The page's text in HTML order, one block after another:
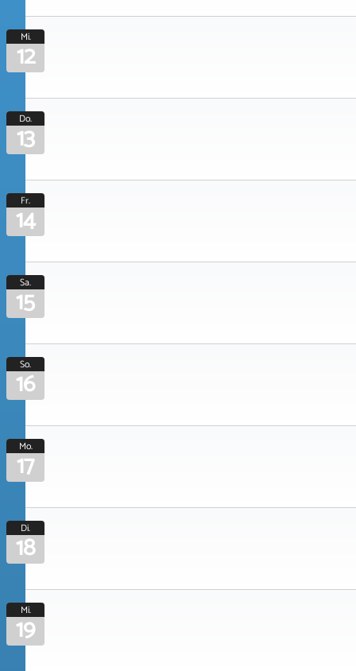
Mi.
12
Do.
13
Fr.
14
Sa.
15
So.
16
Mo.
17
Di.
18
Mi.
19